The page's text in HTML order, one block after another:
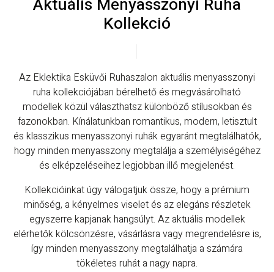
Aktuális Menyasszonyi Ruha
Kollekció
Az Eklektika Esküvői Ruhaszalon aktuális menyasszonyi
ruha kollekciójában bérelhető és megvásárolható
modellek közül választhatsz különböző stílusokban és
fazonokban. Kínálatunkban romantikus, modern, letisztult
és klasszikus menyasszonyi ruhák egyaránt megtalálhatók,
hogy minden menyasszony megtalálja a személyiségéhez
és elképzeléseihez legjobban illő megjelenést.
Kollekcióinkat úgy válogatjuk össze, hogy a prémium
minőség, a kényelmes viselet és az elegáns részletek
egyszerre kapjanak hangsúlyt. Az aktuális modellek
elérhetők kölcsönzésre, vásárlásra vagy megrendelésre is,
így minden menyasszony megtalálhatja a számára
tökéletes ruhát a nagy napra.